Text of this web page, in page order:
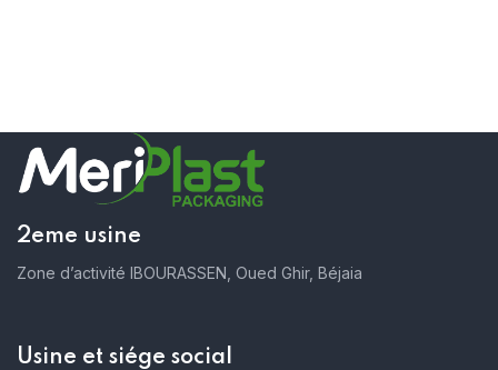
2eme usine
Zone d’activité IBOURASSEN, Oued Ghir, Béjaia
Usine et siége social